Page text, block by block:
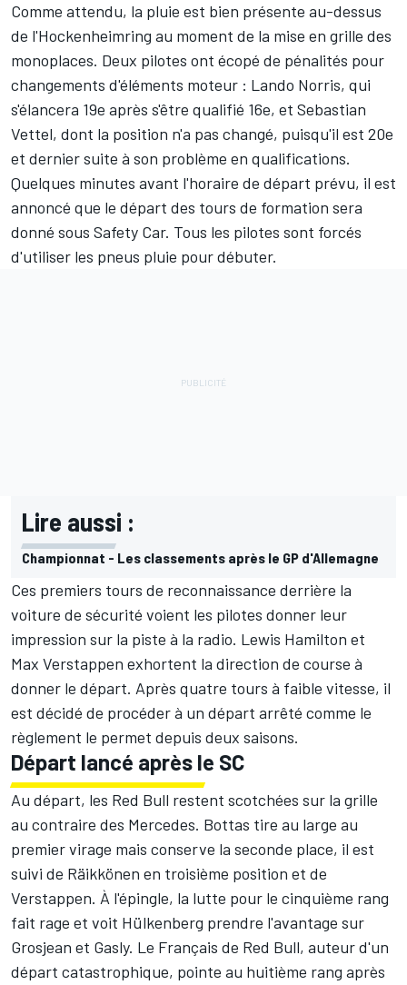
Comme attendu, la pluie est bien présente au-dessus
de l'Hockenheimring au moment de la mise en grille des
monoplaces. Deux pilotes ont écopé de pénalités pour
changements d'éléments moteur : Lando Norris, qui
s'élancera 19e après s'être qualifié 16e, et Sebastian
Vettel, dont la position n'a pas changé, puisqu'il est 20e
et dernier suite à son problème en qualifications.
Quelques minutes avant l'horaire de départ prévu, il est
annoncé que le départ des tours de formation sera
donné sous Safety Car. Tous les pilotes sont forcés
d'utiliser les pneus pluie pour débuter.
Lire aussi :
Championnat - Les classements après le GP d'Allemagne
Ces premiers tours de reconnaissance derrière la
voiture de sécurité voient les pilotes donner leur
impression sur la piste à la radio. Lewis Hamilton et
Max Verstappen exhortent la direction de course à
donner le départ. Après quatre tours à faible vitesse, il
est décidé de procéder à un départ arrêté comme le
règlement le permet depuis deux saisons.
Départ lancé après le SC
Au départ, les Red Bull restent scotchées sur la grille
au contraire des Mercedes. Bottas tire au large au
premier virage mais conserve la seconde place, il est
suivi de Räikkönen en troisième position et de
Verstappen. À l'épingle, la lutte pour le cinquième rang
fait rage et voit Hülkenberg prendre l'avantage sur
Grosjean et Gasly. Le Français de Red Bull, auteur d'un
départ catastrophique, pointe au huitième rang après